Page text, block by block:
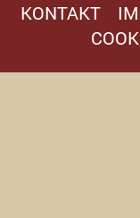
KONTAKT